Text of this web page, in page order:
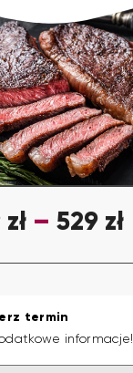
zł – 529 zł
termin
informacje!